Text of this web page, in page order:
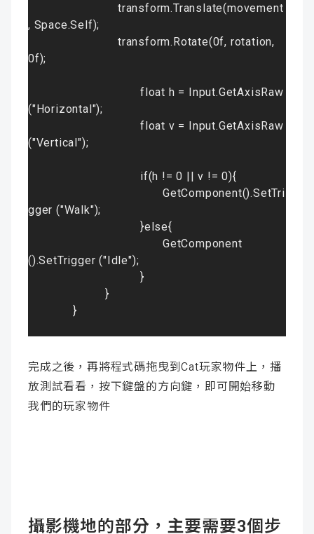
transform.Translate(movement
, Space.Self);
transform.Rotate(0f, rotation,
0f);
float h = Input.GetAxisRaw
("Horizontal");
float v = Input.GetAxisRaw
("Vertical");
if(h != 0 || v != 0){
GetComponent().SetTri
gger ("Walk");
}else{
GetComponent
().SetTrigger ("Idle");
完成之後，再將程式碼拖曳到Cat玩家物件上，播
放測試看看，按下鍵盤的方向鍵，即可開始移動
我們的玩家物件
攝影機地的部分，主要需要3個步